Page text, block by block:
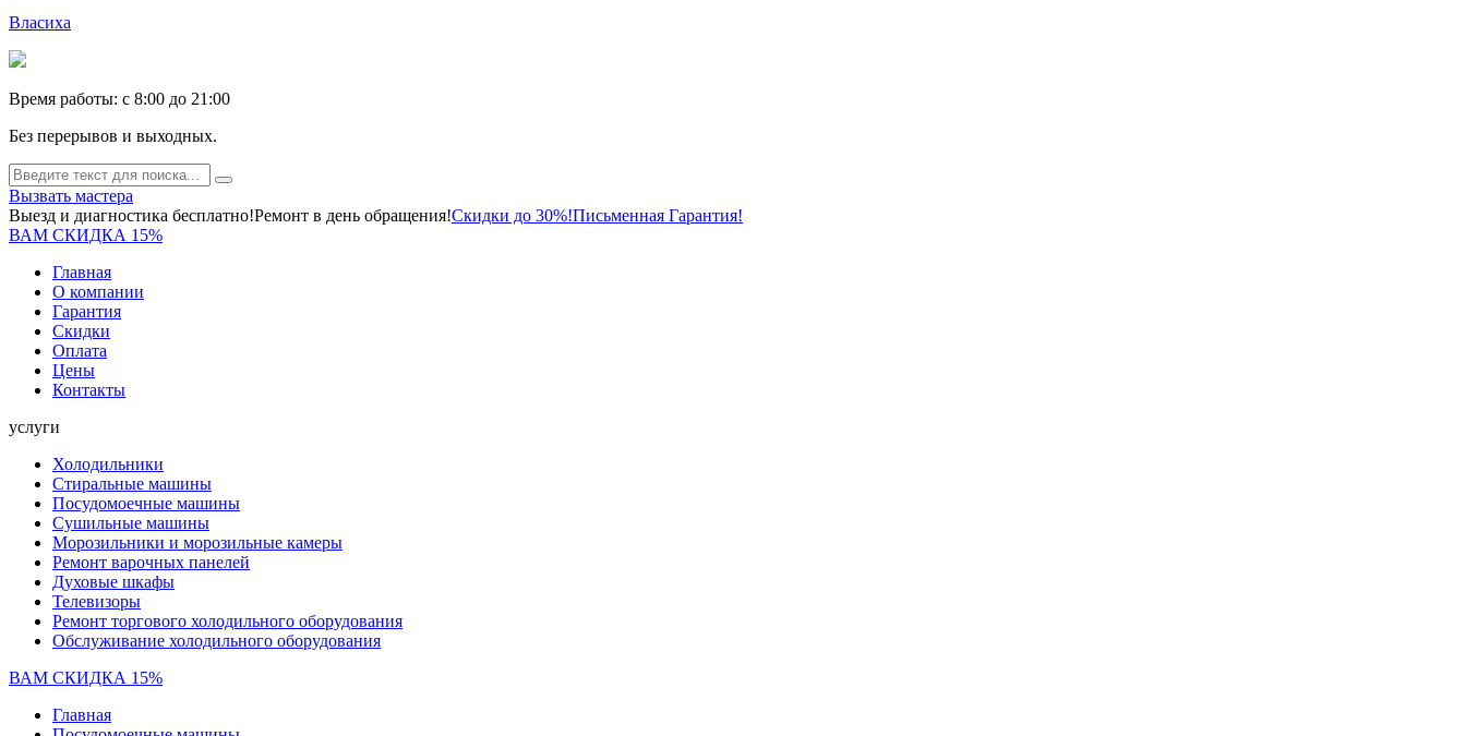
Власиха
Время работы: c 8:00 до 21:00
Без перерывов и выходных.
Вызвать мастера
Выезд и диагностика бесплатно!Ремонт в день обращения!Скидки до 30%!Письменная Гарантия!
ВАМ СКИДКА 15%
Главная
О компании
Гарантия
Скидки
Оплата
Цены
Контакты
услуги
Холодильники
Стиральные машины
Посудомоечные машины
Сушильные машины
Морозильники и морозильные камеры
Ремонт варочных панелей
Духовые шкафы
Телевизоры
Ремонт торгового холодильного оборудования
Обслуживание холодильного оборудования
ВАМ СКИДКА 15%
Главная